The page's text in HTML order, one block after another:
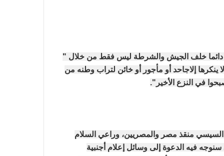
دائما خلف الجيش والشرطة ليس فقط من خلال "
ينكرها إلاجاحد أو مأجور أو خائن لتراب وطنه من
في النزع الأخير".
السيسي منقذ مصر والمصريين، وراعي السلام
فيه الدعوة إلى وسائل إعلام أجنبية
رئيس العراق ومجلس الوزراء والنواب
والشخصيات العامة يهنؤن الصحفيين
يطالب السلطات السودانية بالإفراج
الفوري عن الزميل الصحفي اسحق